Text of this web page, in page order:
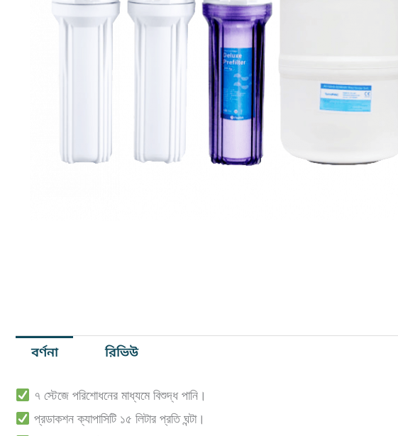
বর্ণনা রিভিউ
৭ স্টেজে পরিশোধনের মাধ্যমে বিশুদ্ধ পানি।
প্রডাকশন ক্যাপাসিটি ১৫ লিটার প্রতি ঘন্টা।